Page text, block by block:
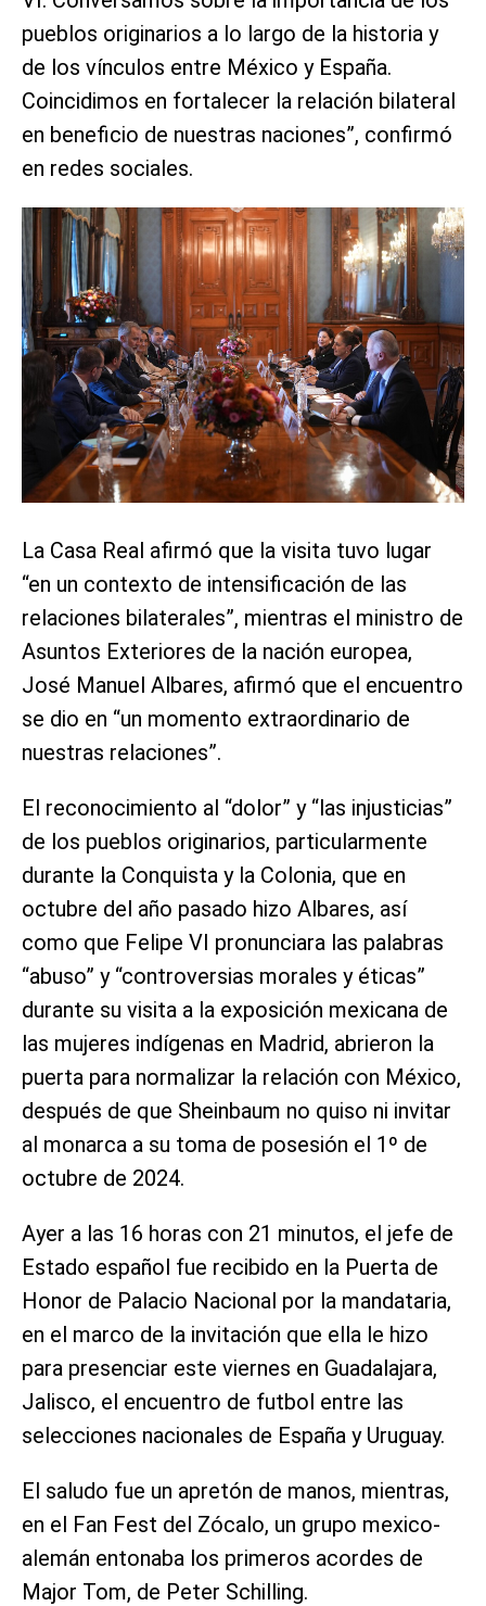
pueblos originarios a lo largo de la historia y
de los vínculos entre México y España.
Coincidimos en fortalecer la relación bilateral
en beneficio de nuestras naciones”, confirmó
en redes sociales.
La Casa Real afirmó que la visita tuvo lugar
“en un contexto de intensificación de las
relaciones bilaterales”, mientras el ministro de
Asuntos Exteriores de la nación europea,
José Manuel Albares, afirmó que el encuentro
se dio en “un momento extraordinario de
nuestras relaciones”.
El reconocimiento al “dolor” y “las injusticias”
de los pueblos originarios, particularmente
durante la Conquista y la Colonia, que en
octubre del año pasado hizo Albares, así
como que Felipe VI pronunciara las palabras
“abuso” y “controversias morales y éticas”
durante su visita a la exposición mexicana de
las mujeres indígenas en Madrid, abrieron la
puerta para normalizar la relación con México,
después de que Sheinbaum no quiso ni invitar
al monarca a su toma de posesión el 1º de
octubre de 2024.
Ayer a las 16 horas con 21 minutos, el jefe de
Estado español fue recibido en la Puerta de
Honor de Palacio Nacional por la mandataria,
en el marco de la invitación que ella le hizo
para presenciar este viernes en Guadalajara,
Jalisco, el encuentro de futbol entre las
selecciones nacionales de España y Uruguay.
El saludo fue un apretón de manos, mientras,
en el Fan Fest del Zócalo, un grupo mexico-
alemán entonaba los primeros acordes de
Major Tom, de Peter Schilling.